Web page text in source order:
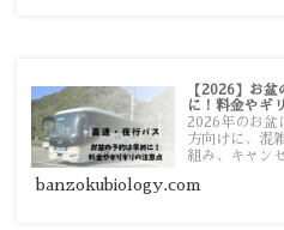
【2026】お
に！料金やギ
2026年のお盆
方向けに、混
組み、キャン
banzokubiology.com